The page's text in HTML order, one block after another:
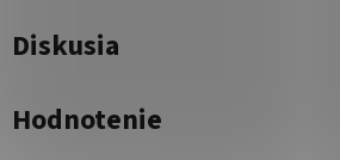
Diskusia
Hodnotenie